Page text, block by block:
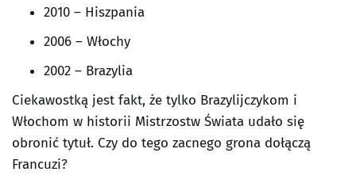
2010 – Hiszpania
2006 – Włochy
2002 – Brazylia
Ciekawostką jest fakt, że tylko Brazylijczykom i
Włochom w historii Mistrzostw Świata udało się
obronić tytuł. Czy do tego zacnego grona dołączą
Francuzi?